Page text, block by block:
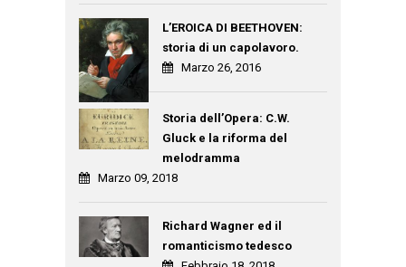
L’EROICA DI BEETHOVEN:
storia di un capolavoro.
Marzo 26, 2016
Storia dell’Opera: C.W.
Gluck e la riforma del
melodramma
Marzo 09, 2018
Richard Wagner ed il
romanticismo tedesco